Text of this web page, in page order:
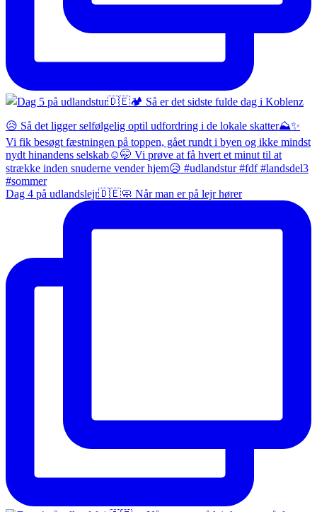
Dag 4 på udlandslejr🇩🇪🧼 Når man er på lejr hører